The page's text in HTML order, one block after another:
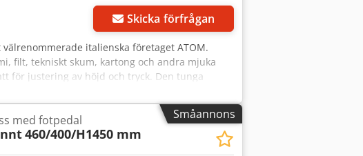
Skicka förfrågan
italienska företaget ATOM.
filt, tekniskt skum, kartong och andra mjuka
för justering av höjd och tryck. Den tunga
utrustningen. Teknisk data: Tillverkare: ATOM
/ 380 / 450 V Nuvarande anslutning: 220 V
Tillverkad i Italien Skick: Begagnad
exakt i det skick som visas på fotona.
Småannons
med fotpedal
460/400/H1450 mm